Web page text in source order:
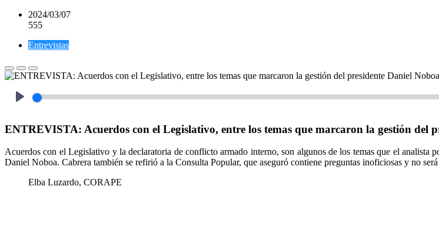
2024/03/07
555
Entrevistas
ENTREVISTA: Acuerdos con el Legislativo, entre los temas que marcaron la gestión del
Acuerdos con el Legislativo y la declaratoria de conflicto armado interno, son algunos de los temas que el analista
Daniel Noboa. Cabrera también se refirió a la Consulta Popular, que aseguró contiene preguntas inoficiosas y no
Elba Luzardo, CORAPE